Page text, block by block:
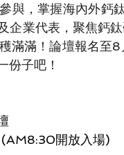
與，掌握海內外鈣
企業代表，聚焦鈣
滿滿！論壇報名至
份子吧！
開放入場)